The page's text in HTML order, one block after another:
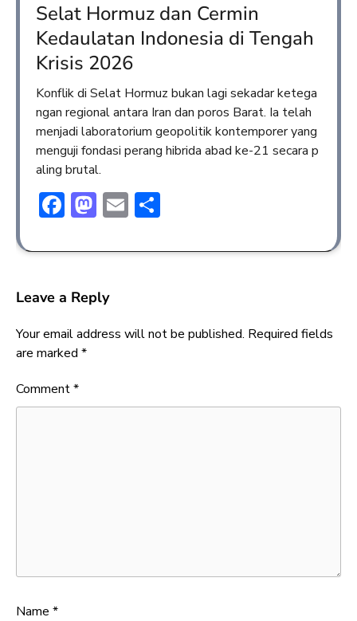
Selat Hormuz dan Cermin
Kedaulatan Indonesia di Tengah
Krisis 2026
Konflik di Selat Hormuz bukan lagi sekadar ketega
ngan regional antara Iran dan poros Barat. Ia telah
menjadi laboratorium geopolitik kontemporer yang
menguji fondasi perang hibrida abad ke-21 secara p
aling brutal.
Facebook
Mastodon
Email
Leave a Reply
Your email address will not be published. Required fields
are marked *
Comment*
Name *